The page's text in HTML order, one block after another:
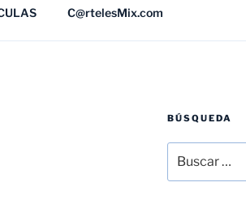
C@rtelesMix.com
BÚSQUEDA
por: